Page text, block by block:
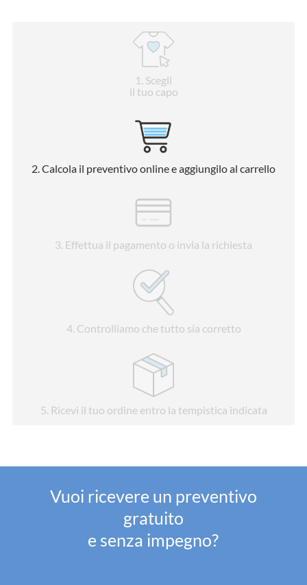
1 . Scegli
il tuo capo
2. Calcola il preventivo online e aggiungilo al carrello
3. Effettua il pagamento o invia la richiesta
4. Controlliamo che tutto sia corretto
5. Ricevi il tuo ordine entro la tempistica indicata
Vuoi ricevere un preventivo
gratuito
e senza impegno?